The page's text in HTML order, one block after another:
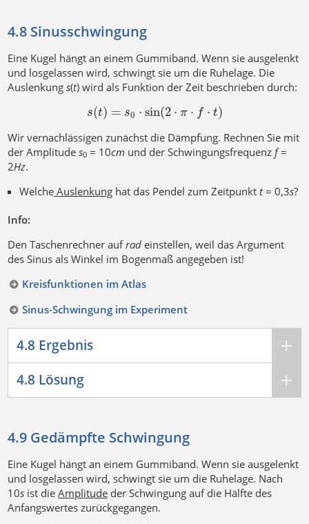
4.8 Sinusschwingung
Eine Kugel hängt an einem Gummiband. Wenn sie ausgelenkt
und losgelassen wird, schwingt sie um die Ruhelage. Die
Auslenkungs(t) wird als Funktion der Zeit beschrieben durch:
s(t) = s0 ⋅ sin(2 ⋅ π ⋅ f ⋅ t)
Wir vernachlässigen zunächst die Dämpfung. Rechnen Sie mit
der Amplitudes0 = 10cm und der Schwingungsfrequenz f=
2Hz.
WelcheAuslenkunghat das Pendel zum Zeitpunkt t= 0,3s?
Info:
Den Taschenrechner aufrad einstellen, weil das Argument
des Sinus als Winkel im Bogenmaß angegeben ist!
Kreisfunktionen im Atlas
Sinus-Schwingung im Experiment
4.8 Ergebnis
4.8 Lösung
4.9 Gedämpfte Schwingung
Eine Kugel hängt an einem Gummiband. Wenn sie ausgelenkt
und losgelassen wird, schwingt sie um die Ruhelage. Nach
10s ist dieAmplitude der Schwingung auf die Hälfte des
Anfangswertes zurückgegangen.